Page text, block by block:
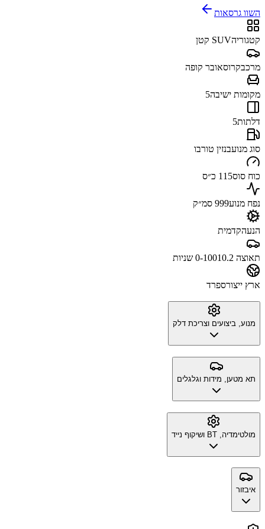
השוו גרסאות
קטגוריהSUV קטן
מרכבקרוסאובר קופה
מקומות ישיבה5
דלתות5
סוג מנועבנזין טורבו
כוח סוס115 כ״ס
נפח מנוע999 סמ״ק
הנעהקדמית
תאוצה 0-100 10.2 שניות
ארץ ייצורספרד
מנוע, ביצועים וצריכת דלק
תא מטען, מידות וגלגלים
מולטימדיה, BT ושיקוף נייד
איבזור